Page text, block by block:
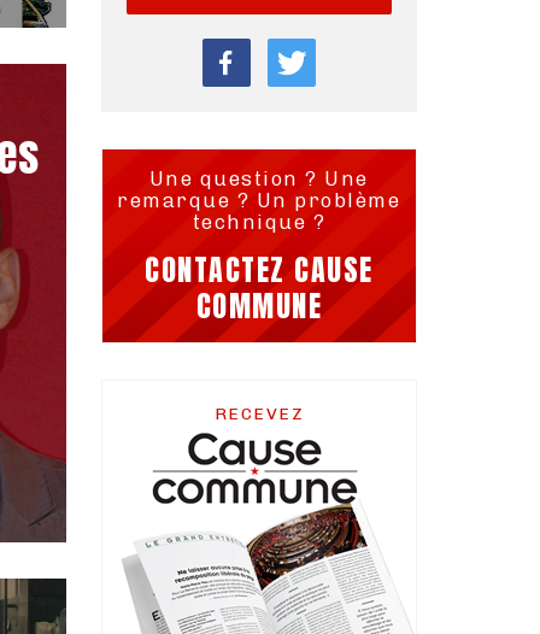
Une question ? Une
remarque ? Un problème
technique ?
CONTACTEZ CAUSE
COMMUNE
RECEVEZ